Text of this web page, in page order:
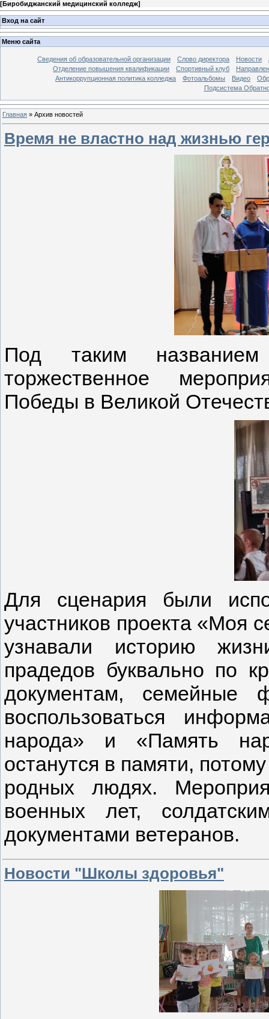
[Биробиджанский медицинский колледж]
Вход на сайт
Меню сайта
Сведения об образовательной организации Слово директора Новости
Отделение повышения квалификации
Спортивный клуб
Антикоррупционная политика колледжа
Фотоальбомы Видео
Подсистема
Главная » Архив новостей
Время не властно над жизнью
Под таким
торжественное
Победы в Великой
Для сценария были
участников проекта «Моя
узнавали историю
прадедов буквально по
документам, семейные
воспользоваться
народа» и «Память
останутся в памяти,
родных людях.
военных лет,
документами ветеранов.
Новости "Школы здоровья"